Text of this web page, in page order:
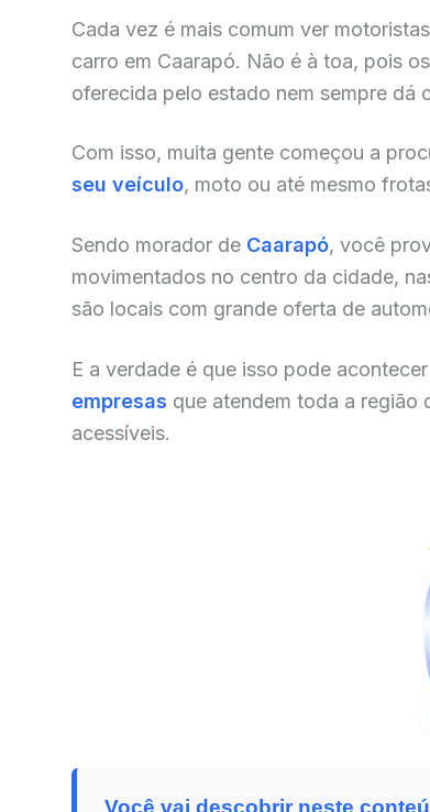
Cada vez é mais comum ver
carro em Caarapó. Não é à toa, pois
oferecida pelo estado nem sempre dá
Com isso, muita gente começou a
seu veículo, moto ou até mesmo
Sendo morador de Caarapó, você
movimentados no centro da cidade,
são locais com grande oferta de
E a verdade é que isso pode
empresas que atendem toda a região
acessíveis.
Você vai descobrir neste